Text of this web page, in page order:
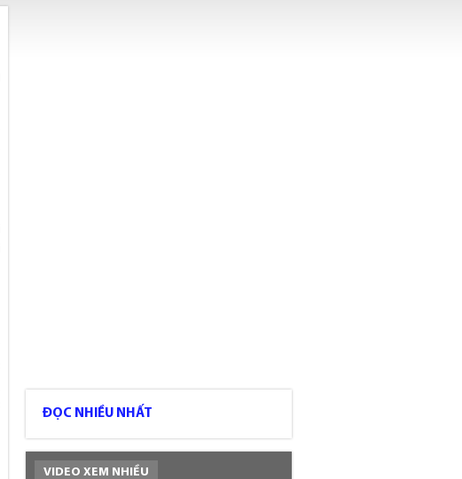
ĐỌC NHIỀU NHẤT
VIDEO XEM NHIỀU